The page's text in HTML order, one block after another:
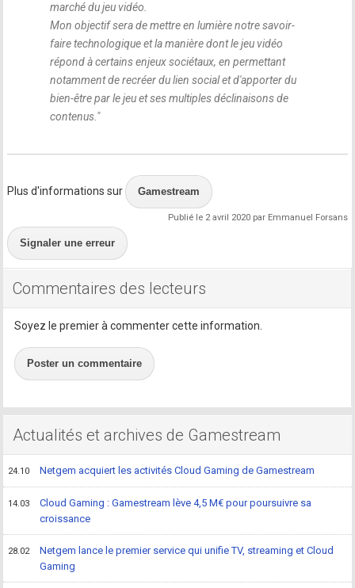
marché du jeu vidéo.
Mon objectif sera de mettre en lumière notre savoir-
faire technologique et la manière dont le jeu vidéo
répond à certains enjeux sociétaux, en permettant
notamment de recréer du lien social et d'apporter du
bien-être par le jeu et ses multiples déclinaisons de
contenus."
Plus d'informations sur Gamestream
Publié le 2 avril 2020 par Emmanuel Forsans
Signaler une erreur
Commentaires des lecteurs
Soyez le premier à commenter cette information.
Poster un commentaire
Actualités et archives de Gamestream
24.10 Netgem acquiert les activités Cloud Gaming de Gamestream
14.03
Cloud Gaming : Gamestream lève 4,5 M€ pour poursuivre sa
croissance
28.02
Netgem lance le premier service qui unifie TV, streaming et Cloud
Gaming